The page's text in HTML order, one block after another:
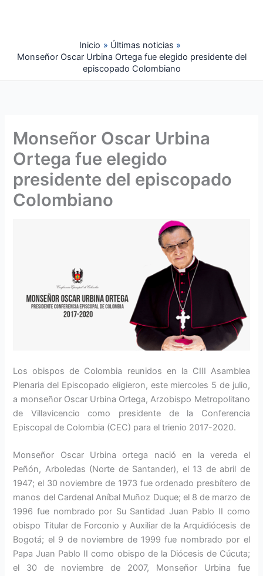
Inicio
Últimas noticias
Monseñor Oscar Urbina Ortega fue elegido presidente del
episcopado Colombiano
Monseñor Oscar Urbina
Ortega fue elegido
presidente del episcopado
Colombiano
Los obispos de Colombia reunidos en la CIII Asamblea
Plenaria del Episcopado eligieron, este miercoles 5 de julio,
a monseñor Oscar Urbina Ortega, Arzobispo Metropolitano
de Villavicencio como presidente de la Conferencia
Episcopal de Colombia (CEC) para el trienio 2017-2020.
Monseñor Oscar Urbina ortega nació en la vereda el
Peñón, Arboledas (Norte de Santander), el 13 de abril de
1947; el 30 noviembre de 1973 fue ordenado presbítero de
manos del Cardenal Aníbal Muñoz Duque; el 8 de marzo de
1996 fue nombrado por Su Santidad Juan Pablo II como
obispo Titular de Forconio y Auxiliar de la Arquidiócesis de
Bogotá; el 9 de noviembre de 1999 fue nombrado por el
Papa Juan Pablo II como obispo de la Diócesis de Cúcuta;
el 30 de noviembre de 2007, Monseñor Urbina fue